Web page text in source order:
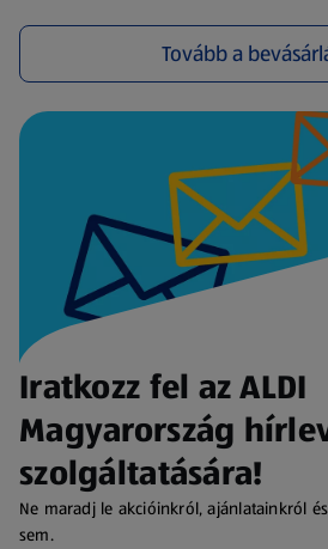
Tovább a (új
Iratkozz fel az ALDI
Magyarország
szolgáltatására!
Ne maradj le akcióinkról, ajánlatainkról
sem.